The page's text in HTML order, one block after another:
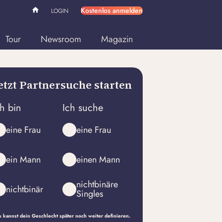
LOGIN Kostenlos anmelden
Tour Newsroom Magazin
Partnersuche starten
bin
eine Frau
ein Mann
nichtbinär
Ich suche
eine Frau
einen Mann
nichtbinäre
Singles
kannst dein Geschlecht später noch weiter definieren.